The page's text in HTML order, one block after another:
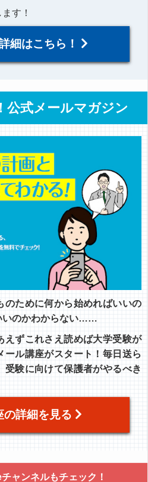
す！
細はこちら！
公式メールマガジン
のために何から始めればいいの
いのかわからない……
えずこれさえ読めば大学受験が
ール講座がスタート！毎日送ら
受験に向けて保護者がやるべき
の詳細を見る
ャンネルもチェック！